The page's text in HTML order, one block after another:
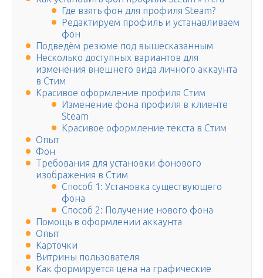
Где взять фон для профиля Steam?
Редактируем профиль и устанавливаем
фон
Подведём резюме под вышесказанным
Несколько доступных вариантов для
изменения внешнего вида личного аккаунта
в Стим
Красивое оформление профиля Стим
Изменение фона профиля в клиенте
Steam
Красивое оформление текста в Стим
Опыт
Фон
Требования для установки фонового
изображения в Стим
Способ 1: Установка существующего
фона
Способ 2: Получение нового фона
Помощь в оформлении аккаунта
Опыт
Карточки
Витрины пользователя
Как формируется цена на графические